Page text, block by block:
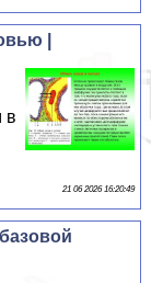
|
в
21 06 2026 16:20:49